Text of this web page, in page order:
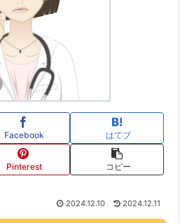
Facebook はてブ
Pinterest コピー
2024.12.10 2024.12.11